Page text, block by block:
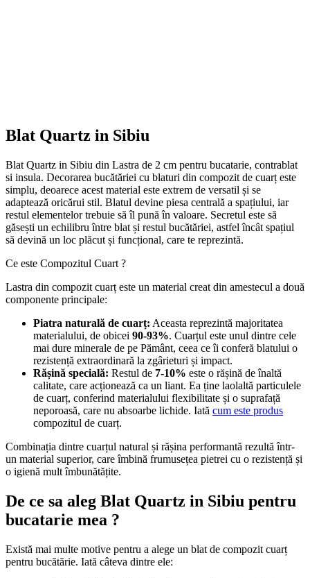
Blat Quartz in Sibiu
Blat Quartz in Sibiu din Lastra de 2 cm pentru bucatarie, contrablat
si insula. Decorarea bucătăriei cu blaturi din compozit de cuarț este
simplu, deoarece acest material este extrem de versatil și se
adaptează oricărui stil. Blatul devine piesa centrală a spațiului, iar
restul elementelor trebuie să îl pună în valoare. Secretul este să
găsești un echilibru între blat și restul bucătăriei, astfel încât spațiul
să devină un loc plăcut și funcțional, care te reprezintă.
Ce este Compozitul Cuart ?
Lastra din compozit cuarț este un material creat din amestecul a două
componente principale:
Piatra naturală de cuarț: Aceasta reprezintă majoritatea
materialului, de obicei 90-93%. Cuarțul este unul dintre cele
mai dure minerale de pe Pământ, ceea ce îi conferă blatului o
rezistență extraordinară la zgârieturi și impact.
Rășină specială: Restul de 7-10% este o rășină de înaltă
calitate, care acționează ca un liant. Ea ține laolaltă particulele
de cuarț, conferind materialului flexibilitate și o suprafață
neporoasă, care nu absoarbe lichide. Iată cum este produs
compozitul de cuarț.
Combinația dintre cuarțul natural și rășina performantă rezultă într-
un material superior, care îmbină frumusețea pietrei cu o rezistență și
o igienă mult îmbunătățite.
De ce sa aleg Blat Quartz in Sibiu pentru
bucatarie mea ?
Există mai multe motive pentru a alege un blat de compozit cuarț
pentru bucătărie. Iată câteva dintre ele: